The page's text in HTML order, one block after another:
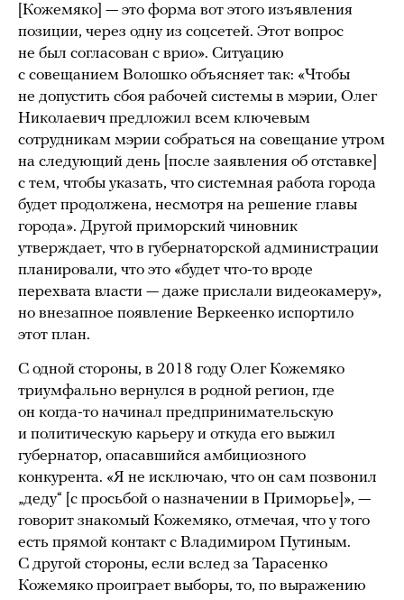
[Кожемяко] — это форма вот этого изъявления
позиции, через одну из соцсетей. Этот вопрос
не был согласован с врио». Ситуацию
с совещанием Волошко объясняет так: «Чтобы
не допустить сбоя рабочей системы в мэрии, Олег
Николаевич предложил всем ключевым
сотрудникам мэрии собраться на совещание утром
на следующий день [после заявления об отставке]
с тем, чтобы указать, что системная работа города
будет продолжена, несмотря на решение главы
города». Другой приморский чиновник
утверждает, что в губернаторской администрации
планировали, что это «будет что-то вроде
перехвата власти — даже прислали видеокамеру»,
но внезапное появление Веркеенко испортило
этот план.
С одной стороны, в 2018 году Олег Кожемяко
триумфально вернулся в родной регион, где
он когда-то начинал предпринимательскую
и политическую карьеру и откуда его выжил
губернатор, опасавшийся амбициозного
конкурента. «Я не исключаю, что он сам позвонил
„деду“ [с просьбой о назначении в Приморье]», —
говорит знакомый Кожемяко, отмечая, что у того
есть прямой контакт с Владимиром Путиным.
С другой стороны, если вслед за Тарасенко
Кожемяко проиграет выборы, то, по выражению